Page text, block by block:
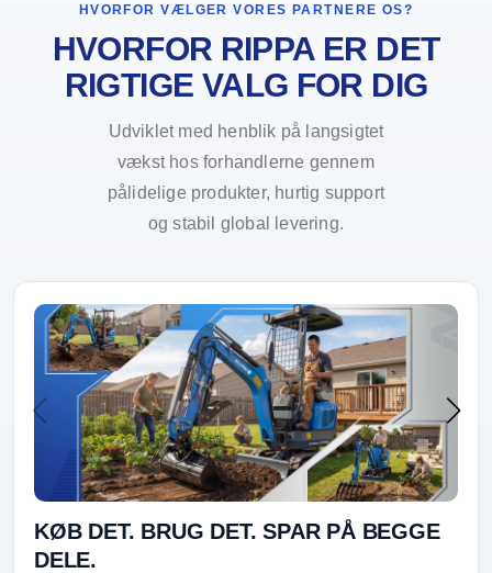
HVORFOR VÆLGER VORES PARTNERE OS?
HVORFOR RIPPA ER DET
RIGTIGE VALG FOR DIG
Udviklet med henblik på langsigtet
vækst hos forhandlerne gennem
pålidelige produkter, hurtig support
og stabil global levering.
KØB DET. BRUG DET. SPAR PÅ BEGGE
DELE.